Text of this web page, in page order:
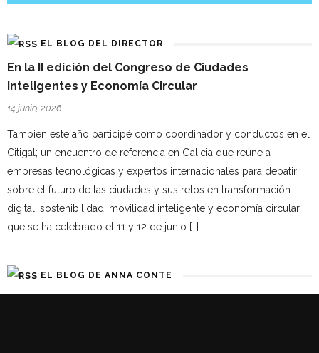
EL BLOG DEL DIRECTOR
En la II edición del Congreso de Ciudades
Inteligentes y Economía Circular
14 junio, 2026
Tambien este año participé como coordinador y conductos en el
Citigal; un encuentro de referencia en Galicia que reúne a
empresas tecnológicas y expertos internacionales para debatir
sobre el futuro de las ciudades y sus retos en transformación
digital, sostenibilidad, movilidad inteligente y economía circular,
que se ha celebrado el 11 y 12 de junio […]
EL BLOG DE ANNA CONTE